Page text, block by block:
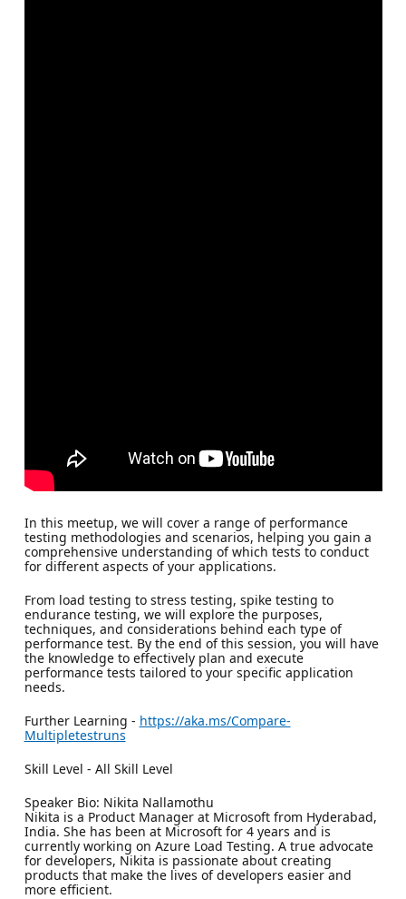
In this meetup, we will cover a range of performance
testing methodologies and scenarios, helping you gain a
comprehensive understanding of which tests to conduct
for different aspects of your applications.
From load testing to stress testing, spike testing to
endurance testing, we will explore the purposes,
techniques, and considerations behind each type of
performance test. By the end of this session, you will have
the knowledge to effectively plan and execute
performance tests tailored to your specific application
needs.
Further Learning - https://aka.ms/Compare-
Multipletestruns
Skill Level - All Skill Level
Speaker Bio: Nikita Nallamothu
Nikita is a Product Manager at Microsoft from Hyderabad,
India. She has been at Microsoft for 4 years and is
currently working on Azure Load Testing. A true advocate
for developers, Nikita is passionate about creating
products that make the lives of developers easier and
more efficient.